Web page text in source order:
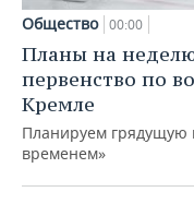
Общество 00:00
Планы на
первенство по
Кремле
Планируем грядущую
временем»